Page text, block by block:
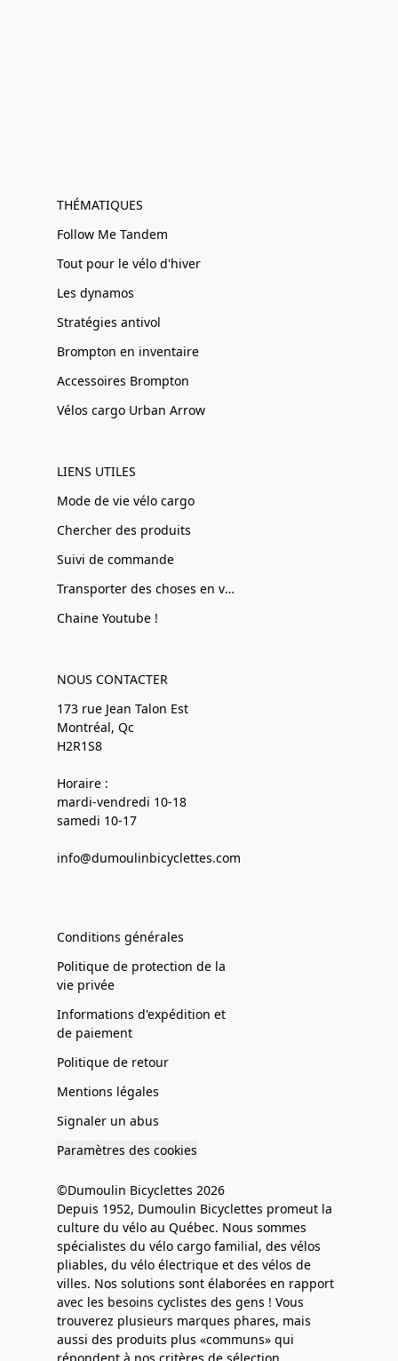
THÉMATIQUES
Follow Me Tandem
Tout pour le vélo d'hiver
Les dynamos
Stratégies antivol
Brompton en inventaire
Accessoires Brompton
Vélos cargo Urban Arrow
LIENS UTILES
Mode de vie vélo cargo
Chercher des produits
Suivi de commande
Transporter des choses en vélo
Chaine Youtube !
NOUS CONTACTER
173 rue Jean Talon Est
Montréal, Qc
H2R1S8
Horaire :
mardi-vendredi 10-18
samedi 10-17
info@dumoulinbicyclettes.com
Conditions générales
Politique de protection de la
vie privée
Informations d'expédition et
de paiement
Politique de retour
Mentions légales
Signaler un abus
Paramètres des cookies
©Dumoulin Bicyclettes 2026
Depuis 1952, Dumoulin Bicyclettes promeut la
culture du vélo au Québec. Nous sommes
spécialistes du vélo cargo familial, des vélos
pliables, du vélo électrique et des vélos de
villes. Nos solutions sont élaborées en rapport
avec les besoins cyclistes des gens ! Vous
trouverez plusieurs marques phares, mais
aussi des produits plus «communs» qui